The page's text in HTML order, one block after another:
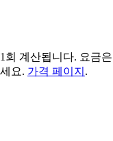
계산됩니다. 요금
요. 가격 페이지 .